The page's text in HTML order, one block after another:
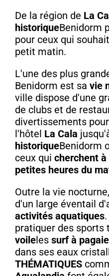
De la région de La
historiqueBenidorm
pour ceux qui
petit matin.
L'une des plus
Benidorm est sa vie
ville dispose d'une
de clubs et de
divertissements
l'hôtel La Cala
historiqueBenidorm
ceux qui cherchent à
petites heures du
Outre la vie
d'un large éventail
activités aquatiques.
pratiquer des sports
voileles surf à pagaie
dans ses eaux
THÉMATIQUES